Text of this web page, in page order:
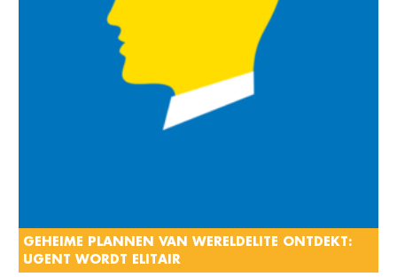
GEHEIME PLANNEN VAN WERELDELITE ONTDEKT:
UGENT WORDT ELITAIR